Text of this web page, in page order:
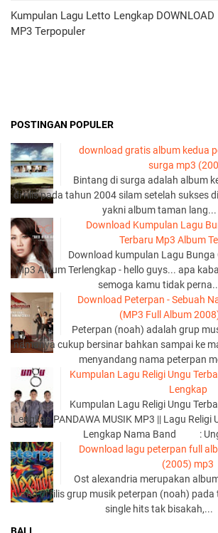
Kumpulan Lagu Letto Lengkap DOWNLOAD
MP3 Terpopuler
POSTINGAN POPULER
download gratis album kedua
surga mp3
Bintang di surga adalah album
di rilis pada tahun 2004 silam setelah sukses
yakni album taman lang...
Download Kumpulan Lagu
Terbaru Mp3 Album
Download kumpulan Lagu Bunga
Mp3 Album Terlengkap - hello guys... apa
semoga kamu tidak
Download Peterpan - Sebuah
(MP3 Full Album
Peterpan (noah) adalah grup
namanya cukup bersinar bahkan sampai ke
menyandang nama peterpan
Kumpulan Lagu Religi Ungu
Lengkap
Kumpulan Lagu Religi Ungu
Lengkap PANDAWA MUSIK MP3 || Lagu Religi
Lengkap Nama Band :
Download lagu peterpan full
(2005) mp3
Ost alexandria merupakan
yang di rilis grup musik peterpan (noah)
single hits tak bisakah,...